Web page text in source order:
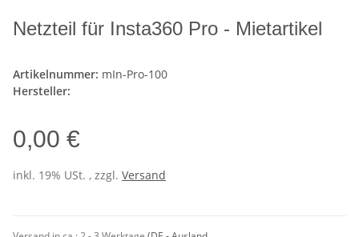
Netzteil für Insta360 Pro - Mietartikel
Artikelnummer: mIn-Pro-100
Hersteller:
0,00 €
inkl. 19% USt. , zzgl. Versand